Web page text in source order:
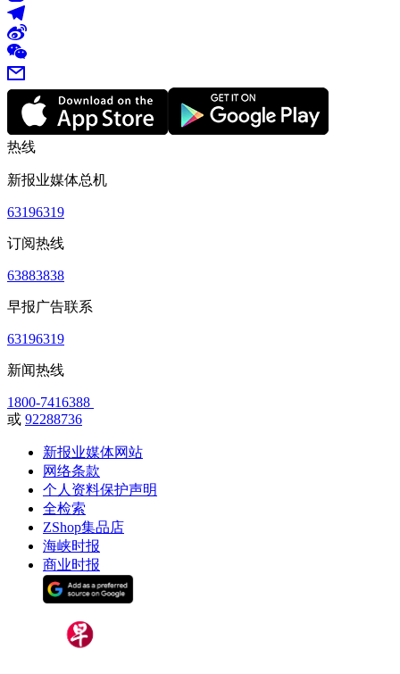
热线
新报业媒体总机
63196319
订阅热线
63883838
早报广告联系
63196319
新闻热线
1800-7416388
或 92288736
新报业媒体网站
网络条款
个人资料保护声明
全检索
ZShop集品店
海峡时报
商业时报